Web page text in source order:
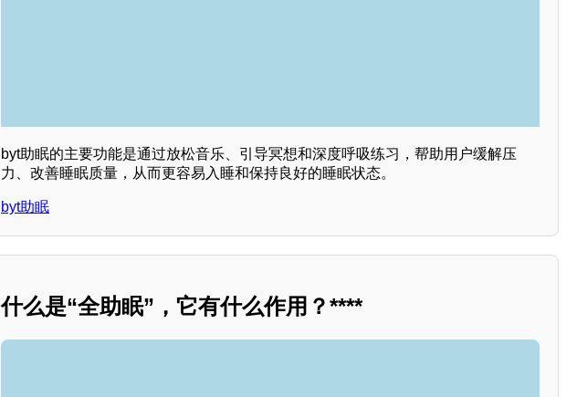
byt助眠的主要功能是通过放松音乐、引导冥想和深度呼吸练习，帮助用户缓解压
力、改善睡眠质量，从而更容易入睡和保持良好的睡眠状态。
byt助眠
什么是“全助眠”，它有什么作用？****